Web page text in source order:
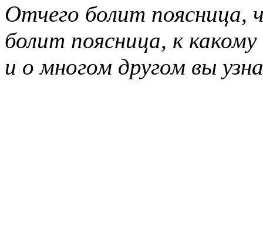
Отчего болит поясница,
болит поясница, к
и о многом другом вы